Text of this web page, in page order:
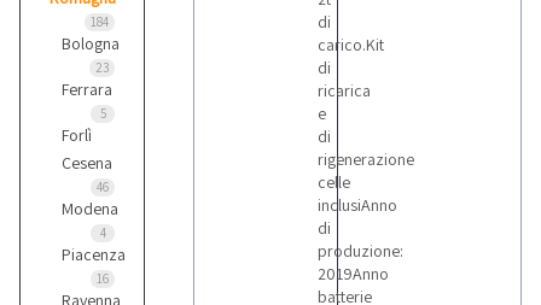
184
Bologna
23
Ferrara
5
Forlì
Cesena
46
Modena
4
Piacenza
16
Ravenna
di
carico.Kit
di
ricarica
e
di
rigenerazione
celle
inclusiAnno
di
produzione:
2019Anno
batterie